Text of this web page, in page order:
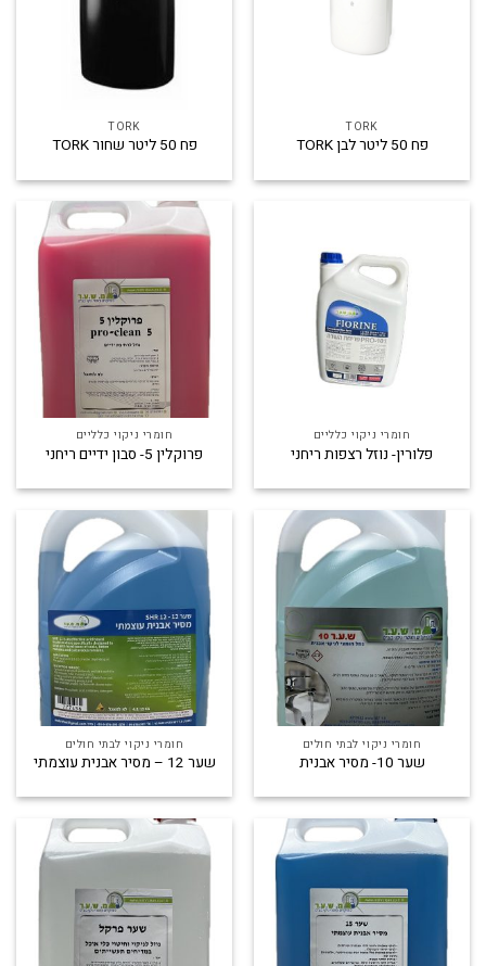
TORK
פח 50 ליטר לבן TORK
TORK
פח 50 ליטר שחור TORK
חומרי ניקוי כלליים
פלורין- נוזל רצפות ריחני
חומרי ניקוי כלליים
פרוקלין 5- סבון ידיים ריחני
חומרי ניקוי לבתי חולים
שער 10- מסיר אבנית
חומרי ניקוי לבתי חולים
שער 12 – מסיר אבנית עוצמתי